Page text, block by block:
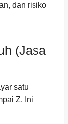
dan risiko
(Jasa
satu
Z. Ini